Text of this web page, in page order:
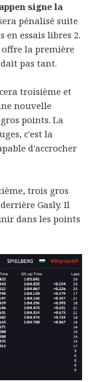
signe la
pénalisé suite
en essais libres 2.
la première
pas tant.
troisième et
nouvelle
points. La
c'est la
d'accrocher
trois gros
Gasly. Il
dans les points